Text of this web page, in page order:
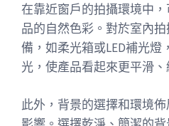
在靠近窗戶的拍攝環境中
品的自然色彩。對於室內
備，如柔光箱或LED補光燈
光，使產品看起來更平滑、
此外，背景的選擇和環境